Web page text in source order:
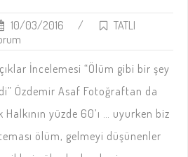
10/03/2016 /
TATLI
İncelemesi “Ölüm gibi bir şey
Özdemir Asaf Fotoğraftan da
Halkının yüzde 60’ı … uyurken biz
ölüm, gelmeyi düşünenler